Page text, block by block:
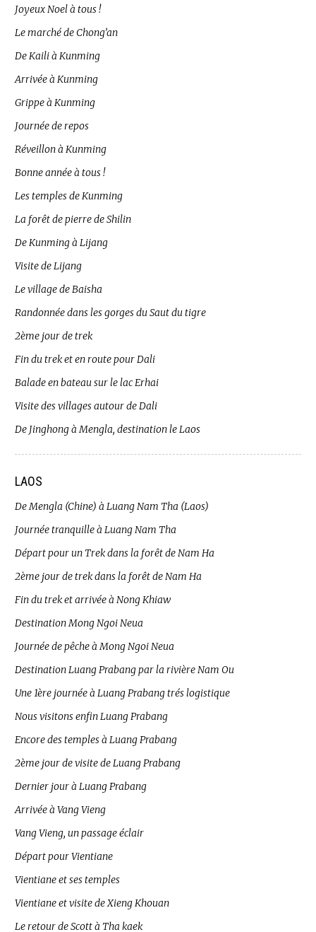
Joyeux Noel à tous !
Le marché de Chong’an
De Kaili à Kunming
Arrivée à Kunming
Grippe à Kunming
Journée de repos
Réveillon à Kunming
Bonne année à tous !
Les temples de Kunming
La forêt de pierre de Shilin
De Kunming à Lijang
Visite de Lijang
Le village de Baisha
Randonnée dans les gorges du Saut du tigre
2ème jour de trek
Fin du trek et en route pour Dali
Balade en bateau sur le lac Erhai
Visite des villages autour de Dali
De Jinghong à Mengla, destination le Laos
LAOS
De Mengla (Chine) à Luang Nam Tha (Laos)
Journée tranquille à Luang Nam Tha
Départ pour un Trek dans la forêt de Nam Ha
2ème jour de trek dans la forêt de Nam Ha
Fin du trek et arrivée à Nong Khiaw
Destination Mong Ngoi Neua
Journée de pêche à Mong Ngoi Neua
Destination Luang Prabang par la rivière Nam Ou
Une 1ère journée à Luang Prabang trés logistique
Nous visitons enfin Luang Prabang
Encore des temples à Luang Prabang
2ème jour de visite de Luang Prabang
Dernier jour à Luang Prabang
Arrivée à Vang Vieng
Vang Vieng, un passage éclair
Départ pour Vientiane
Vientiane et ses temples
Vientiane et visite de Xieng Khouan
Le retour de Scott à Tha kaek